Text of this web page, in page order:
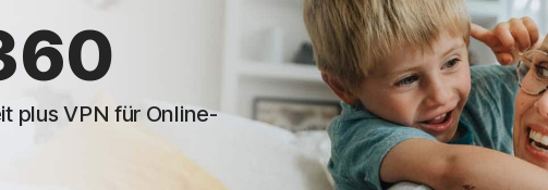
Norton 360 Standard
Norton Mobile Security
Alle Produkte und Services
Spyware- und Virenentfernung
plus VPN für Online-